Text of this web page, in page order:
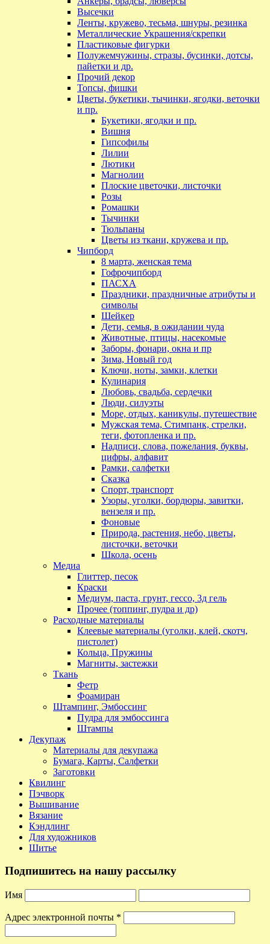
Высечки
Ленты, кружево, тесьма, шнуры, резинка
Металлические Украшения/скрепки
Пластиковые фигурки
Полужемчужины, стразы, бусинки, дотсы,
пайетки и др.
Прочий декор
Топсы, фишки
Цветы, букетики, тычинки, ягодки, веточки
и пр.
Букетики, ягодки и пр.
Вишня
Гипсофилы
Лилии
Лютики
Магнолии
Плоские цветочки, листочки
Розы
Ромашки
Тычинки
Тюльпаны
Цветы из ткани, кружева и пр.
Чипборд
8 марта, женская тема
Гофрочипборд
ПАСХА
Праздники, праздничные атрибуты и
символы
Шейкер
Дети, семья, в ожидании чуда
Животные, птицы, насекомые
Заборы, фонари, окна и пр
Зима, Новый год
Ключи, ноты, замки, клетки
Кулинария
Любовь, свадьба, сердечки
Люди, силуэты
Море, отдых, каникулы, путешествие
Мужская тема, Стимпанк, стрелки,
теги, фотопленка и пр.
Надписи, слова, пожелания, буквы,
цифры, алфавит
Рамки, салфетки
Сказка
Спорт, транспорт
Узоры, уголки, бордюры, завитки,
вензеля и пр.
Фоновые
Природа, растения, небо, цветы,
листочки, веточки
Школа, осень
Медиа
Глиттер, песок
Краски
Медиум, паста, грунт, гессо, 3д гель
Прочее (топпинг, пудра и др)
Расходные материалы
Клеевые материалы (уголки, клей, скотч,
пистолет)
Кольца, Пружины
Магниты, застежки
Ткань
Фетр
Фоамиран
Штампинг, Эмбоссинг
Пудра для эмбоссинга
Штампы
Декупаж
Материалы для декупажа
Бумага, Карты, Салфетки
Заготовки
Квилинг
Пэчворк
Вышивание
Вязание
Кэндлинг
Для художников
Шитье
Подпишитесь на нашу рассылку
Имя
Адрес электронной почты *